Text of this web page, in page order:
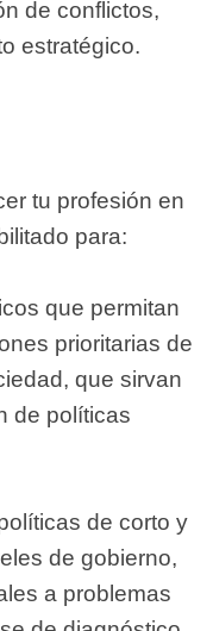
de conflictos,
estratégico.
tu profesión en
para:
que permitan
prioritarias de
que sirvan
de políticas
de corto y
de gobierno,
a problemas